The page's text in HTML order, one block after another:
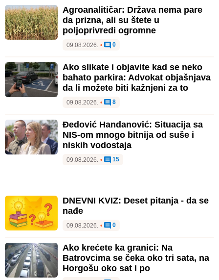
Agroanalitičar: Država nema pare
da prizna, ali su štete u
poljoprivredi ogromne
09.08.2026. • 0
Ako slikate i objavite kad se neko
bahato parkira: Advokat objašnjava
da li možete biti kažnjeni za to
09.08.2026. • 8
Đedović Handanović: Situacija sa
NIS-om mnogo bitnija od suše i
niskih vodostaja
09.08.2026. • 15
DNEVNI KVIZ: Deset pitanja - da se
nađe
09.08.2026. • 0
Ako krećete ka granici: Na
Batrovcima se čeka oko tri sata, na
Horgošu oko sat i po